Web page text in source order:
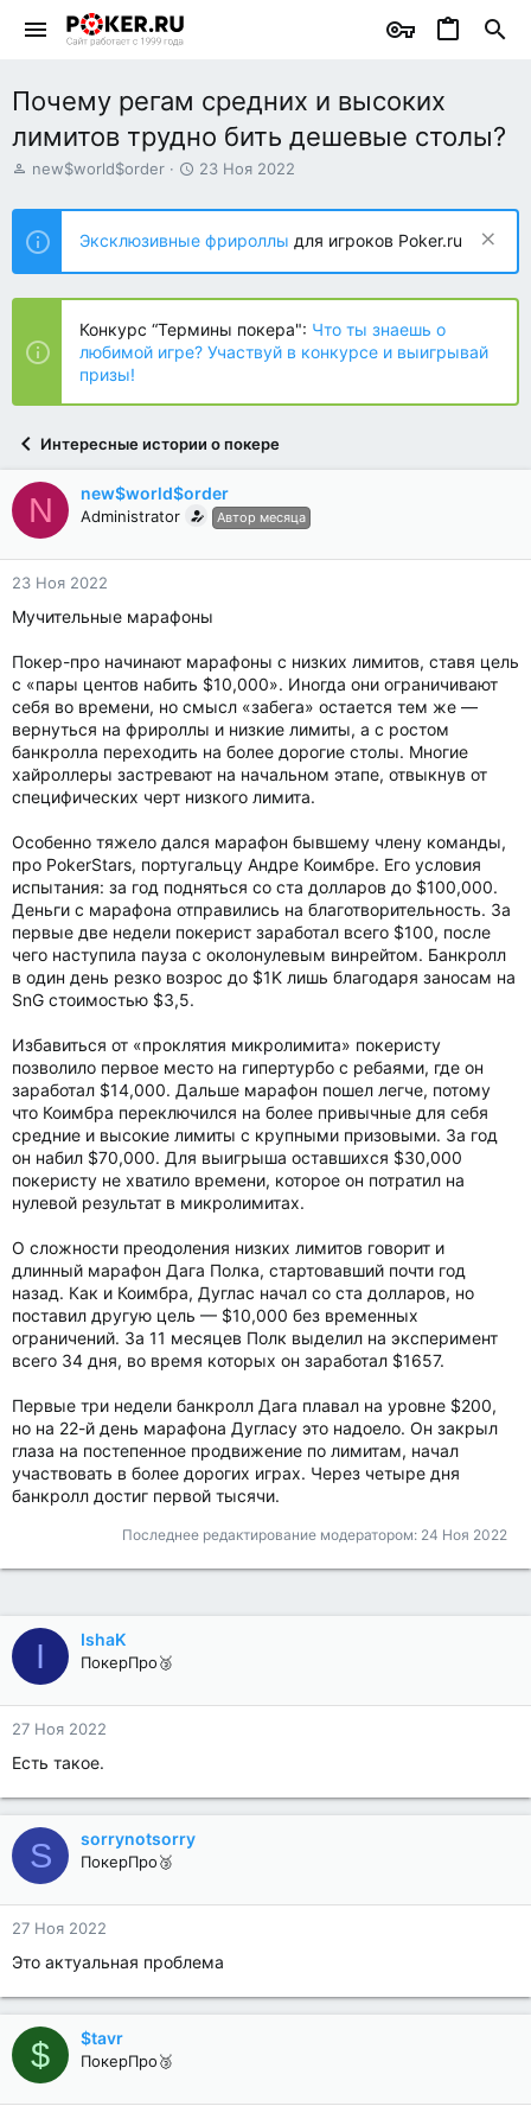
Почему регам средних и высоких
лимитов трудно бить дешевые столы?
А
т
о
р
т
е
ы
new$world$order
Д
т
н
а
ч
л
а
23 Ноя 2022
Эксклюзивные фрироллы для игроков Poker.ru
Конкурс “Термины покера": Что ты знаешь о
любимой игре? Участвуй в конкурсе и выигрывай
призы!
Интересные истории о покере
N new$world$order
Administrator Автор месяца
23 Ноя 2022
Мучительные марафоны
Покер-про начинают марафоны с низких лимитов, ставя цель
с «пары центов набить $10,000». Иногда они ограничивают
себя во времени, но смысл «забега» остается тем же —
вернуться на фрироллы и низкие лимиты, а с ростом
банкролла переходить на более дорогие столы. Многие
хайроллеры застревают на начальном этапе, отвыкнув от
специфических черт низкого лимита.
Особенно тяжело дался марафон бывшему члену команды,
про PokerStars, португальцу Андре Коимбре. Его условия
испытания: за год подняться со ста долларов до $100,000.
Деньги с марафона отправились на благотворительность. За
первые две недели покерист заработал всего $100, после
чего наступила пауза с околонулевым винрейтом. Банкролл
в один день резко возрос до $1K лишь благодаря заносам на
SnG стоимостью $3,5.
Избавиться от «проклятия микролимита» покеристу
позволило первое место на гипертурбо с ребаями, где он
заработал $14,000. Дальше марафон пошел легче, потому
что Коимбра переключился на более привычные для себя
средние и высокие лимиты с крупными призовыми. За год
он набил $70,000. Для выигрыша оставшихся $30,000
покеристу не хватило времени, которое он потратил на
нулевой результат в микролимитах.
О сложности преодоления низких лимитов говорит и
длинный марафон Дага Полка, стартовавший почти год
назад. Как и Коимбра, Дуглас начал со ста долларов, но
поставил другую цель — $10,000 без временных
ограничений. За 11 месяцев Полк выделил на эксперимент
всего 34 дня, во время которых он заработал $1657.
Первые три недели банкролл Дага плавал на уровне $200,
но на 22-й день марафона Дугласу это надоело. Он закрыл
глаза на постепенное продвижение по лимитам, начал
участвовать в более дорогих играх. Через четыре дня
банкролл достиг первой тысячи.
Последнее редактирование модератором: 24 Ноя 2022
I IshaK
ПокерПро🥉
27 Ноя 2022
Есть такое.
S sorrynotsorry
ПокерПро🥉
27 Ноя 2022
Это актуальная проблема
$ $tavr
ПокерПро🥉